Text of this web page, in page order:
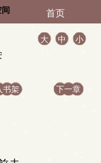
首页
大 中
小
书架 下一章